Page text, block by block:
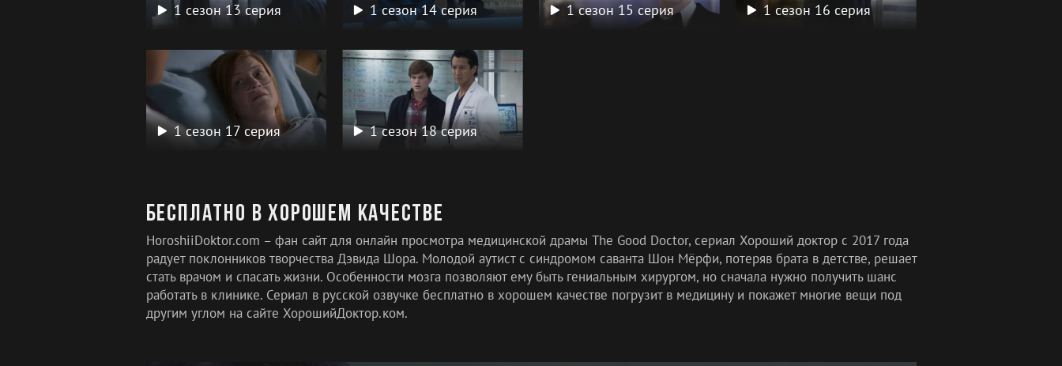
1 сезон 13 серия 1 сезон 14 серия 1 сезон 15 серия 1 сезон 16 серия
1 сезон 17 серия 1 сезон 18 серия
Бесплатно в хорошем качестве
HoroshiiDoktor.com – фан сайт для онлайн просмотра медицинской драмы The Good Doctor, сериал Хороший доктор с 2017 года
радует поклонников творчества Дэвида Шора. Молодой аутист с синдромом саванта Шон Мёрфи, потеряв брата в детстве, решает
стать врачом и спасать жизни. Особенности мозга позволяют ему быть гениальным хирургом, но сначала нужно получить шанс
работать в клинике. Сериал в русской озвучке бесплатно в хорошем качестве погрузит в медицину и покажет многие вещи под
другим углом на сайте ХорошийДоктор.ком.